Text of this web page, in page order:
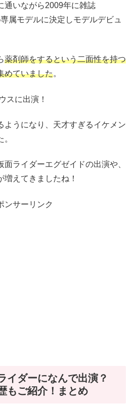
通いながら2009年に雑誌
属モデルに決定しモデルデビュ
薬剤師をするという二面性を持つ
めていました。
スに出演！
ようになり、天才すぎるイケメン
ライダーエグゼイドの出演や、
増えてきましたね！
ンサーリンク
イダーになんで出演？
もご紹介！まとめ